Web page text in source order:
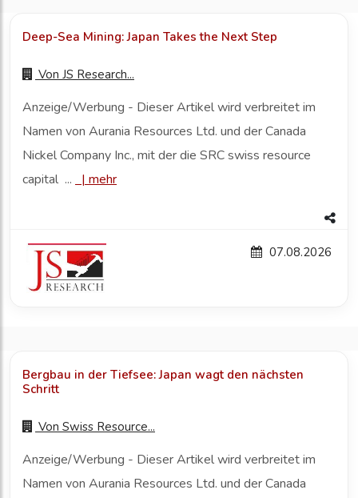
Deep-Sea Mining: Japan Takes the Next Step
Von JS Research...
Anzeige/Werbung - Dieser Artikel wird verbreitet im
Namen von Aurania Resources Ltd. und der Canada
Nickel Company Inc., mit der die SRC swiss resource
capital ...
| mehr
07.08.2026
Bergbau in der Tiefsee: Japan wagt den nächsten
Schritt
Von Swiss Resource...
Anzeige/Werbung - Dieser Artikel wird verbreitet im
Namen von Aurania Resources Ltd. und der Canada